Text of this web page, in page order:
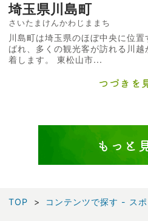
埼玉県川島町
さいたまけんかわじままち
川島町は埼玉県のほぼ中央に位
ばれ、多くの観光客が訪れる川
着します。 東松山市...
つづきを
もっと
TOP コンテンツで探す - ス